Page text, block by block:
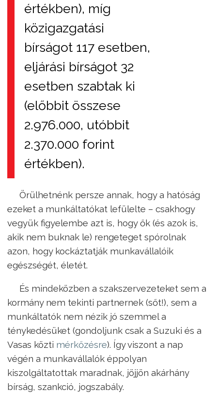
értékben), míg
közigazgatási
bírságot 117 esetben,
eljárási bírságot 32
esetben szabtak ki
(előbbit összese
2.976.000, utóbbit
2.370.000 forint
értékben).
Örülhetnénk persze annak, hogy a hatóság
ezeket a munkáltatókat lefülelte – csakhogy
vegyük figyelembe azt is, hogy ők (és azok is,
akik nem buknak le) rengeteget spórolnak
azon, hogy kockáztatják munkavállalóik
egészségét, életét.
És mindeközben a szakszervezeteket sem a
kormány nem tekinti partnernek (sőt!), sem a
munkáltatók nem nézik jó szemmel a
ténykedésüket (gondoljunk csak a Suzuki és a
Vasas közti mérkőzésre). Így viszont a nap
végén a munkavállalók éppolyan
kiszolgáltatottak maradnak, jöjjön akárhány
bírság, szankció, jogszabály.